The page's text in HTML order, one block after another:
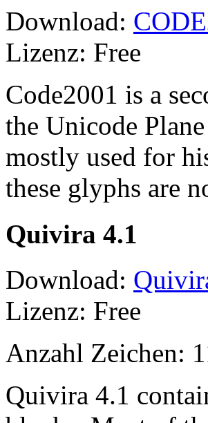
Download:
Lizenz: Free
Code2001 is a
the Unicode
mostly used for
these glyphs are
Quivira 4.1
Download:
Lizenz: Free
Anzahl Zeichen:
Quivira 4.1